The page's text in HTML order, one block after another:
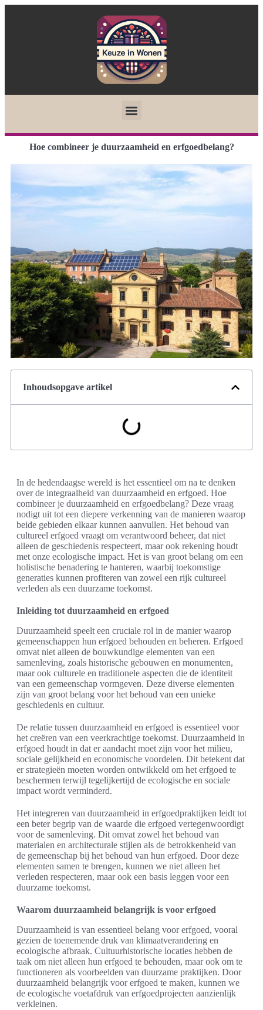
Hoe combineer je duurzaamheid en erfgoedbelang?
Inhoudsopgave artikel
In de hedendaagse wereld is het essentieel om na te denken
over de integraalheid van duurzaamheid en erfgoed. Hoe
combineer je duurzaamheid en erfgoedbelang? Deze vraag
nodigt uit tot een diepere verkenning van de manieren waarop
beide gebieden elkaar kunnen aanvullen. Het behoud van
cultureel erfgoed vraagt om verantwoord beheer, dat niet
alleen de geschiedenis respecteert, maar ook rekening houdt
met onze ecologische impact. Het is van groot belang om een
holistische benadering te hanteren, waarbij toekomstige
generaties kunnen profiteren van zowel een rijk cultureel
verleden als een duurzame toekomst.
Inleiding tot duurzaamheid en erfgoed
Duurzaamheid speelt een cruciale rol in de manier waarop
gemeenschappen hun erfgoed behouden en beheren. Erfgoed
omvat niet alleen de bouwkundige elementen van een
samenleving, zoals historische gebouwen en monumenten,
maar ook culturele en traditionele aspecten die de identiteit
van een gemeenschap vormgeven. Deze diverse elementen
zijn van groot belang voor het behoud van een unieke
geschiedenis en cultuur.
De relatie tussen duurzaamheid en erfgoed is essentieel voor
het creëren van een veerkrachtige toekomst. Duurzaamheid in
erfgoed houdt in dat er aandacht moet zijn voor het milieu,
sociale gelijkheid en economische voordelen. Dit betekent dat
er strategieën moeten worden ontwikkeld om het erfgoed te
beschermen terwijl tegelijkertijd de ecologische en sociale
impact wordt verminderd.
Het integreren van duurzaamheid in erfgoedpraktijken leidt tot
een beter begrip van de waarde die erfgoed vertegenwoordigt
voor de samenleving. Dit omvat zowel het behoud van
materialen en architecturale stijlen als de betrokkenheid van
de gemeenschap bij het behoud van hun erfgoed. Door deze
elementen samen te brengen, kunnen we niet alleen het
verleden respecteren, maar ook een basis leggen voor een
duurzame toekomst.
Waarom duurzaamheid belangrijk is voor erfgoed
Duurzaamheid is van essentieel belang voor erfgoed, vooral
gezien de toenemende druk van klimaatverandering en
ecologische afbraak. Cultuurhistorische locaties hebben de
taak om niet alleen hun erfgoed te behouden, maar ook om te
functioneren als voorbeelden van duurzame praktijken. Door
duurzaamheid belangrijk voor erfgoed te maken, kunnen we
de ecologische voetafdruk van erfgoedprojecten aanzienlijk
verkleinen.